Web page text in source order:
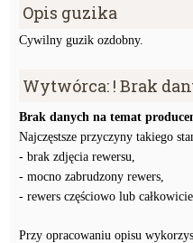
Opis guzika
Cywilny guzik ozdobny.
Wytwórca: ! Brak
Brak danych na temat
Najczęstsze przyczyny takiego
- brak zdjęcia rewersu,
- mocno zabrudzony rewers,
- rewers częściowo lub
Przy opracowaniu opisu